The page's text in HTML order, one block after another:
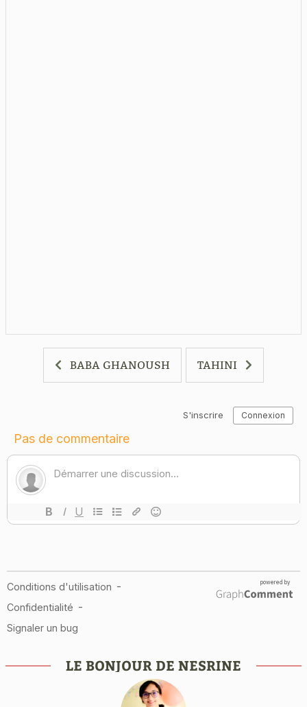
BABA GHANOUSH TAHINI
LE BONJOUR DE NESRINE